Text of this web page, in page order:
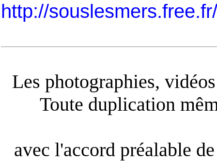
http://
Les photographies,
Toute duplication
avec l'accord préalable